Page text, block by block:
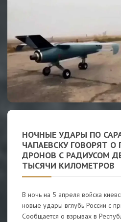
НОЧНЫЕ УДАРЫ ПО
ЧАПАЕВСКУ ГОВОРЯТ О
ДРОНОВ С РАДИУСОМ
ТЫСЯЧИ КИЛОМЕТРОВ
В ночь на 5 апреля войска
новые удары вглубь России с
Сообщается о взрывах в